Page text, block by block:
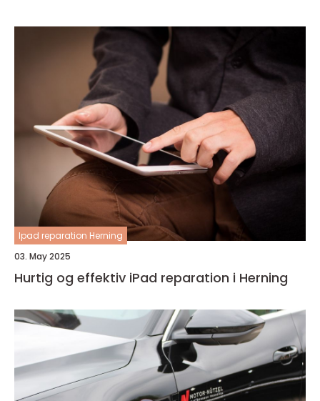
Ipad reparation Herning
03. May 2025
Hurtig og effektiv iPad reparation i Herning